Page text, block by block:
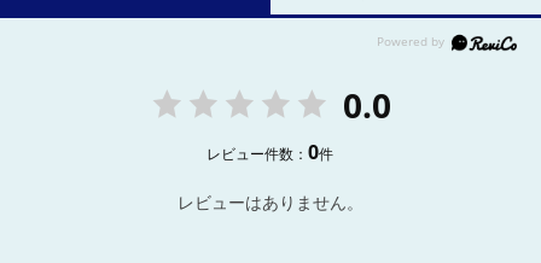
0.0
レビュー件数：0件
レビューはありません。